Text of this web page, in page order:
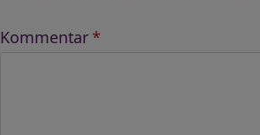
Kommentar *